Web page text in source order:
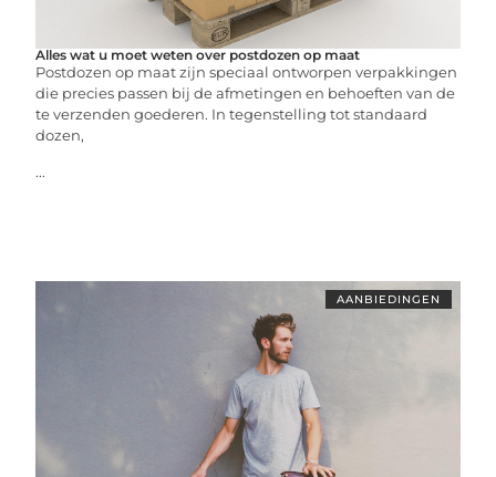
Alles wat u moet weten over postdozen op maat
Postdozen op maat zijn speciaal ontworpen verpakkingen
die precies passen bij de afmetingen en behoeften van de
te verzenden goederen. In tegenstelling tot standaard
dozen,
...
AANBIEDINGEN